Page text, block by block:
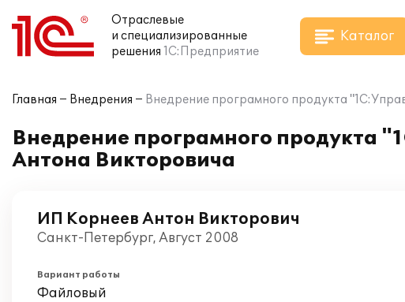
Отраслевые
и специализированные
решения 1С:Предприятие
Каталог
Главная Внедрения Внедрение програмного продукта
Внедрение програмного продукта
Антона Викторовича
ИП Корнеев Антон Викторович
Санкт-Петербург, Август 2008
Вариант работы
Файловый